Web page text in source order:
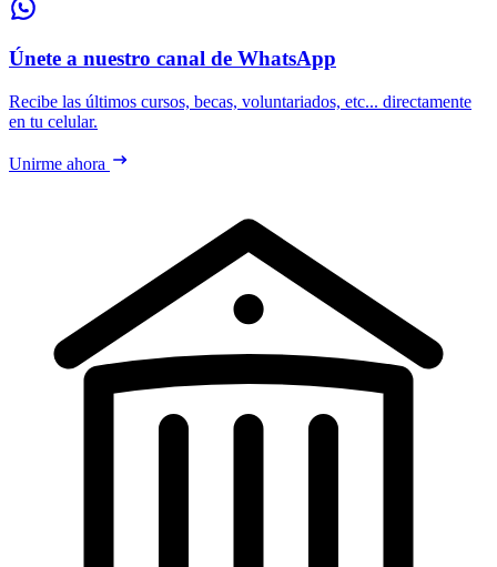
Únete a nuestro canal de WhatsApp
Recibe las últimos cursos, becas, voluntariados, etc... directamente
en tu celular.
Unirme ahora